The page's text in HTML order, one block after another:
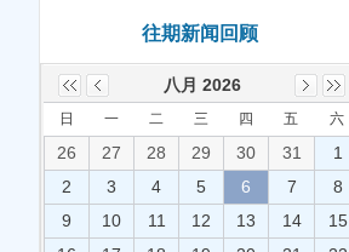
往期新闻回顾
八月 2026
日 一 二 三 四 五 六
26 27 28 29 30 31
1
2
3 4 5 6 7
8
9
10 11 12 13 14
15